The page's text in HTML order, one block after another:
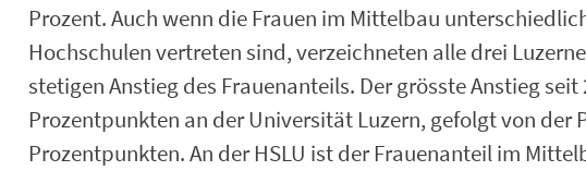
Prozent. Auch wenn die Frauen im Mittelbau
Hochschulen vertreten sind, verzeichneten alle drei
stetigen Anstieg des Frauenanteils. Der grösste Anstieg
Prozentpunkten an der Universität Luzern, gefolgt von der
Prozentpunkten. An der HSLU ist der Frauenanteil im